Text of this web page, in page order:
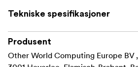
hardt skall
OWC 3 års begrenset garanti
Tekniske spesifikasjoner
Produsent
Other World Computing Europe BV